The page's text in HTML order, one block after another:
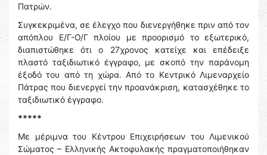
Πατρών.
Συγκεκριμένα, σε έλεγχο που διενεργήθηκε πριν από τον
απόπλου Ε/Γ-Ο/Γ πλοίου με προορισμό το εξωτερικό,
διαπιστώθηκε ότι ο 27χρονος κατείχε και επέδειξε
πλαστό ταξιδιωτικό έγγραφο, με σκοπό την παράνομη
έξοδό του από τη χώρα. Από το Κεντρικό Λιμεναρχείο
Πάτρας που διενεργεί την προανάκριση, κατασχέθηκε το
ταξιδιωτικό έγγραφο.
*****
Με μέριμνα του Κέντρου Επιχειρήσεων του Λιμενικού
Σώματος – Ελληνικής Ακτοφυλακής πραγματοποιήθηκαν